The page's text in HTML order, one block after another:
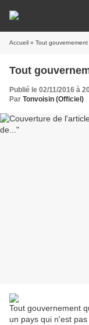
Accueil » Tout gouvernement
Tout
Publié le 02/11/2016 à
Par Tonvoisin (Officiel)
Tout gouvernement
un pays qui n'est